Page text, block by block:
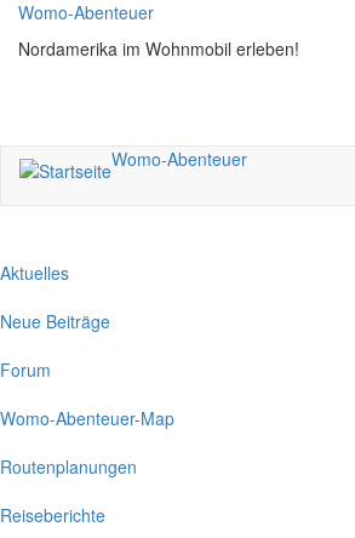
Direkt
zum
Inhalt
Womo-Abenteuer
Nordamerika im Wohnmobil erleben!
Womo-Abenteuer
Aktuelles
Neue Beiträge
Forum
Womo-Abenteuer-Map
Routenplanungen
Reiseberichte